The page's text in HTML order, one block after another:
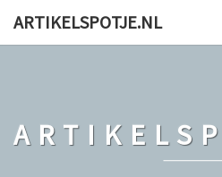
ARTIKELSPOTJE.NL